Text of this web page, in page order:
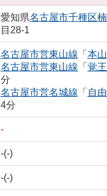
愛知県名古屋市千種区
目28-1
名古屋市営東山線 「 本山
名古屋市営東山線 「 覚
分
名古屋市営名城線 「 自
4分
-
-(-)
-(-)